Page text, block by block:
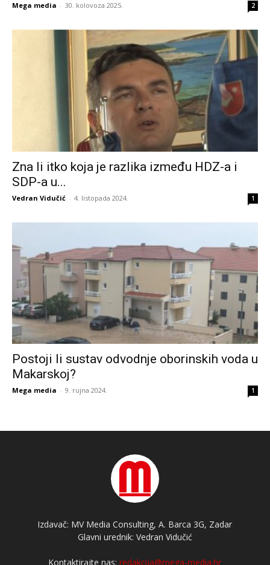
Mega media - 30. kolovoza 2025. 2
Zna li itko koja je razlika između HDZ-a i
SDP-a u...
Vedran Vidučić - 4. listopada 2024. 1
Postoji li sustav odvodnje oborinskih voda u
Makarskoj?
Mega media - 9. rujna 2024. 1
Izdavač: MV Media Consulting, A. Barca 3G, Zadar
Glavni urednik: Vedran Vidučić
Kontaktirajte nas:redakcija@mega-media.hr